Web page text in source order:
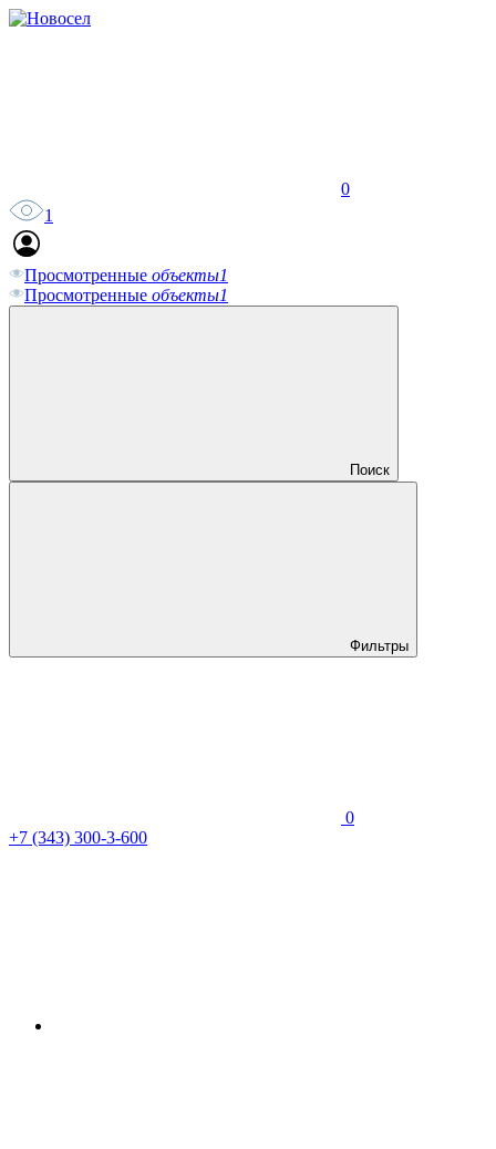
0
1
Просмотренные объекты1
Просмотренные объекты1
Поиск
Фильтры
0
+7 (343) 300-3-600